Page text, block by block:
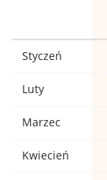
Styczeń
Luty
Marzec
Kwiecień